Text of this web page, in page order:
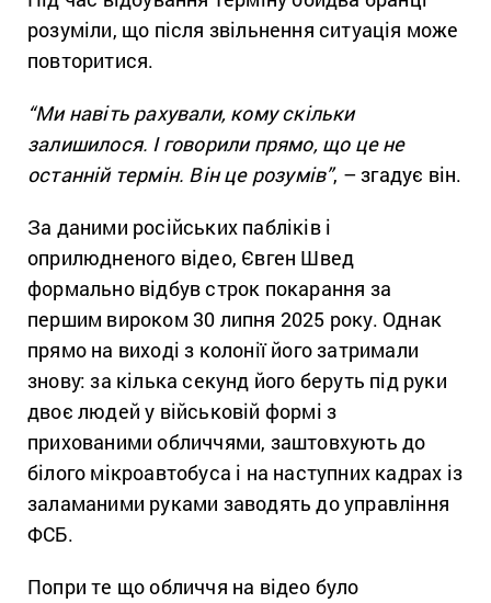
розуміли, що після звільнення ситуація може
повторитися.
“Ми навіть рахували, кому скільки
залишилося. І говорили прямо, що це не
останній термін. Він це розумів”, – згадує він.
За даними російських пабліків і
оприлюдненого відео, Євген Швед
формально відбув строк покарання за
першим вироком 30 липня 2025 року. Однак
прямо на виході з колонії його затримали
знову: за кілька секунд його беруть під руки
двоє людей у військовій формі з
прихованими обличчями, заштовхують до
білого мікроавтобуса і на наступних кадрах із
заламаними руками заводять до управління
ФСБ.
Попри те що обличчя на відео було